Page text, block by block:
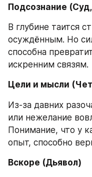
Подсознание
В глубине таится
осуждённым. Но
способна
искренним связям.
Цели и мысли
Из-за давних
или нежелание
Понимание, что у
опыт, способно
Вскоре (Дьявол)